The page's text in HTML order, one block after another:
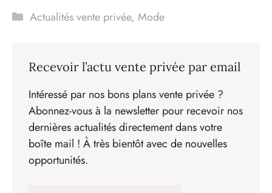
Catégories
Actualités vente privée, Mode
Recevoir l’actu vente privée par email
Intéressé par nos bons plans vente privée ?
Abonnez-vous à la newsletter pour recevoir nos
dernières actualités directement dans votre
boîte mail ! À très bientôt avec de nouvelles
opportunités.